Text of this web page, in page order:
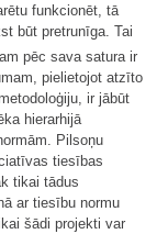
funkcionēt, tā
būt pretrunīga. Tai
pēc sava satura ir
pielietojot atzīto
ir jābūt
hierarhijā
Pilsoņu
tiesības
tikai tādus
ar tiesību normu
šādi projekti var